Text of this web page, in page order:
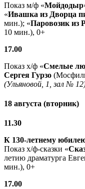
Показ м/ф «Мойдодыр
«Ивашка из Дворца
мин.); «Паровозик из
10 мин.), 0+
17.00
Показ х/ф «Смелые
Сергея Гурзо
(Ульяновой, 1, зал №
18 августа (вторник)
11.30
К 130-летнему
Показ х/ф-сказки «
летию драматурга
мин.), 0+
17.00